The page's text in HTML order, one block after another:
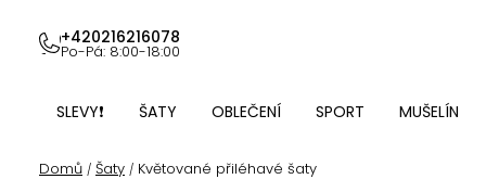
obsah
+420216216078
Po-Pá: 8:00-18:00
SLEVY❗ ŠATY OBLEČENÍ SPORT MUŠELÍN
Domů / Šaty / Květované přiléhavé šaty